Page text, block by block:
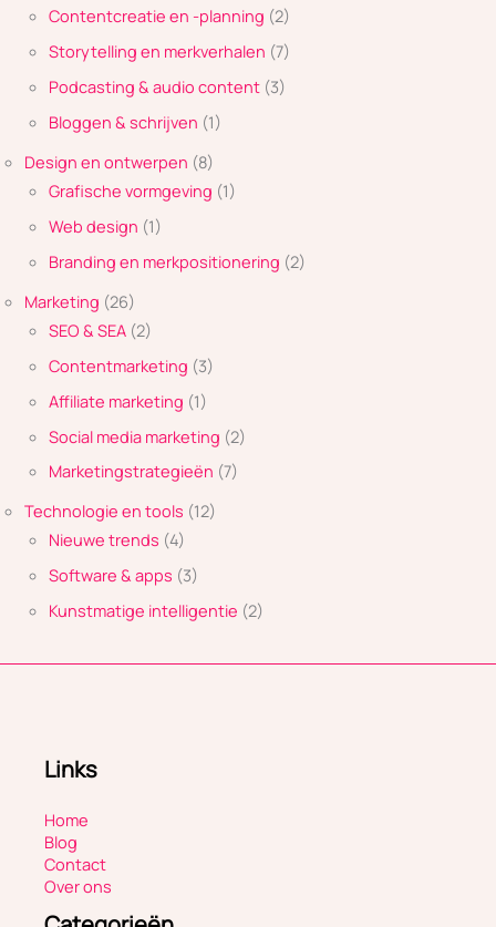
Contentcreatie en -planning (2)
Storytelling en merkverhalen (7)
Podcasting & audio content (3)
Bloggen & schrijven (1)
Design en ontwerpen (8)
Grafische vormgeving (1)
Web design (1)
Branding en merkpositionering (2)
Marketing (26)
SEO & SEA (2)
Contentmarketing (3)
Affiliate marketing (1)
Social media marketing (2)
Marketingstrategieën (7)
Technologie en tools (12)
Nieuwe trends (4)
Software & apps (3)
Kunstmatige intelligentie (2)
Links
Home
Blog
Contact
Over ons